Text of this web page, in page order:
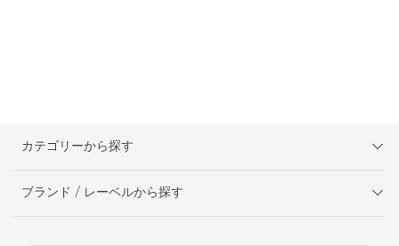
カテゴリーから探す
ブランド / レーベルから探す